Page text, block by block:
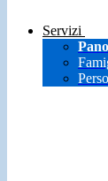
Servizi